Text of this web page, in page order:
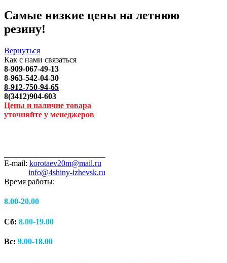
Самые низкие цены на летнюю
резину!
Вернуться
Как с нами связаться
8-909-067-49-13
8-963-542-04-30
8-912-750-94-65
8(3412)904-603
Цены и наличие товара
уточняйте у менеджеров
E-mail: korotaev20m@mail.ru
info@4shiny-izhevsk.ru
Время работы:
8.00-20.00
Сб: 8.00-19.00
Вс: 9.00-18.00